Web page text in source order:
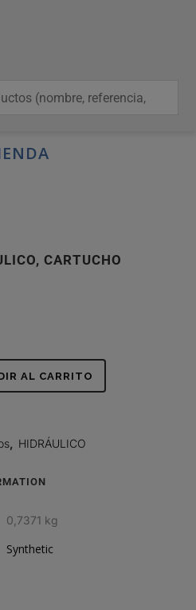
CARTUCHO
AL CARRITO
HIDRÁULICO
0,7371 kg
Synthetic